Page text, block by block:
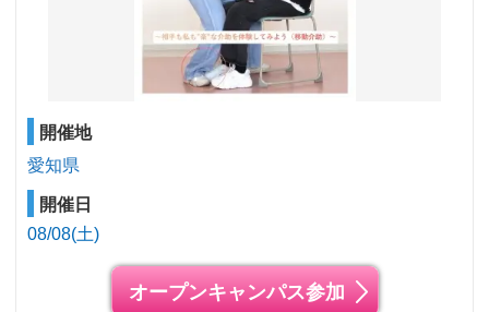
開催地
愛知県
開催日
08/08(土)
オープンキャンパス参加